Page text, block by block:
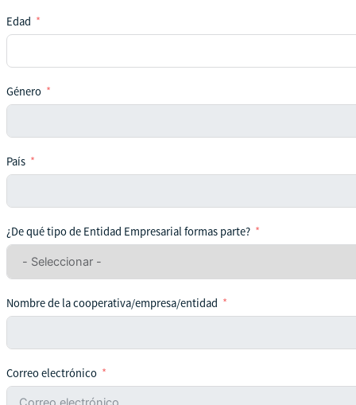
Edad
Género
País
¿De qué tipo de Entidad Empresarial formas parte?
Nombre de la cooperativa/empresa/entidad
Correo electrónico